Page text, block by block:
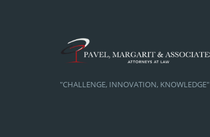
"CHALLENGE, INNOVATION, KNOWLEDGE"